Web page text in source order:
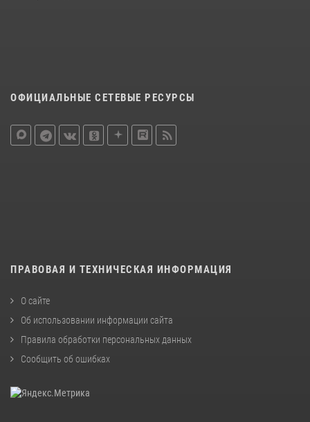
ОФИЦИАЛЬНЫЕ СЕТЕВЫЕ РЕСУРСЫ
ПРАВОВАЯ И ТЕХНИЧЕСКАЯ ИНФОРМАЦИЯ
О сайте
Об использовании информации сайта
Правила обработки персональных данных
Сообщить об ошибках